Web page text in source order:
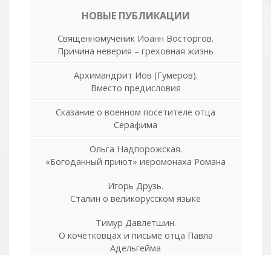
НОВЫЕ ПУБЛИКАЦИИ
Священномученик Иоанн Восторгов.
Причина неверия – греховная жизнь
Архимандрит Иов (Гумеров).
Вместо предисловия
Сказание о военном посетителе отца
Серафима
Ольга Надпорожская.
«Богоданный приют» иеромонаха Романа
Игорь Друзь.
Сталин о великорусском языке
Тимур Давлетшин.
О кочетковцах и письме отца Павла
Адельгейма